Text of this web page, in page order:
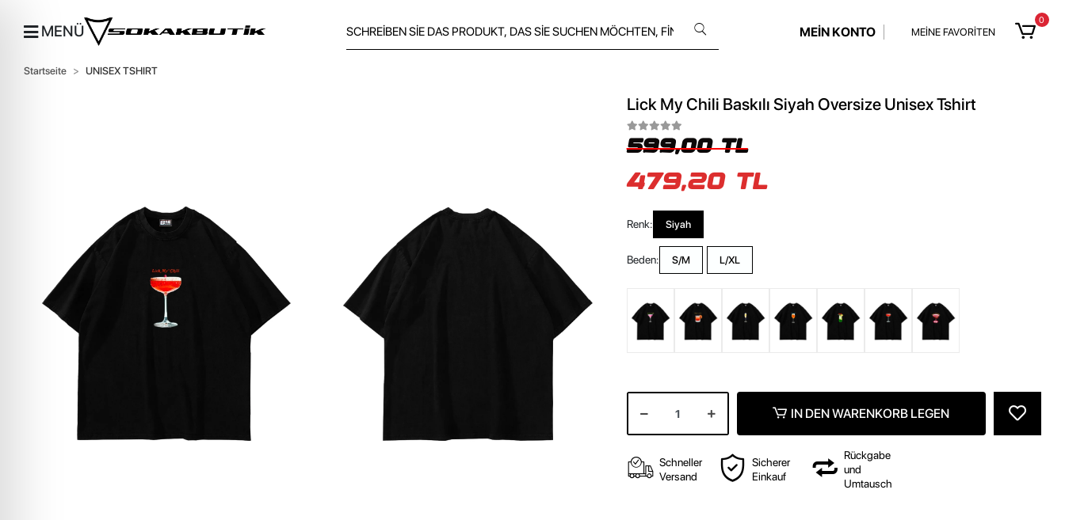
MENÜ MEİN KONTO MEİNE FAVORİTEN
0
Startseite UNISEX TSHIRT
Lick My Chili Baskılı Siyah Oversize Unisex Tshirt
599,00 TL
479,20 TL
Renk: Siyah
Beden: S/M L/XL
IN DEN WARENKORB LEGEN
Schneller
Versand
Sicherer
Einkauf
Rückgabe
und
Umtausch